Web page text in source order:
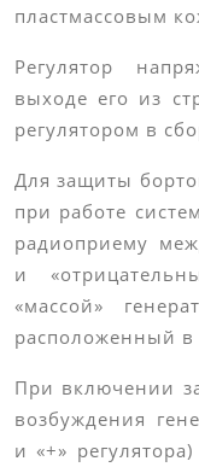
пластмассовым
Регулятор
выходе его из
регулятором в
Для защиты
при работе
радиоприему
и
«массой»
расположенный в
При включении
возбуждения
и «+»